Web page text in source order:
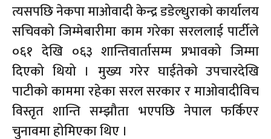
त्यसपछि नेकपा माओवादी केन्द्र डडेल्धुराको कार्यालय
सचिवको जिम्मेबारीमा काम गरेका सरललाई पार्टीले
०६१ देखि ०६३ शान्तिवार्तासम्म प्रभावको जिम्मा
दिएको थियो । मुख्य गरेर घाईतेको उपचारदेखि
पाटीको काममा रहेका सरल सरकार र माओवादीविच
विस्तृत शान्ति सम्झौता भएपछि नेपाल फर्किएर
चुनावमा होमिएका थिए ।